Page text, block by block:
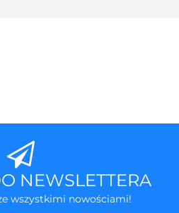
NEWSLETTERA
wszystkimi nowościami!